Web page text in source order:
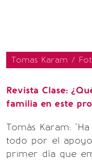
Tomas Karam /
Revista Clase:
familia en este
Tomás Karam:
todo por el
primer día que